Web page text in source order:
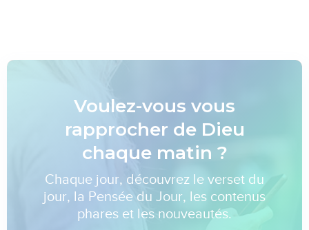
Voulez-vous vous
rapprocher de Dieu
chaque matin ?
Chaque jour, découvrez le verset du
jour, la Pensée du Jour, les contenus
phares et les nouveautés.